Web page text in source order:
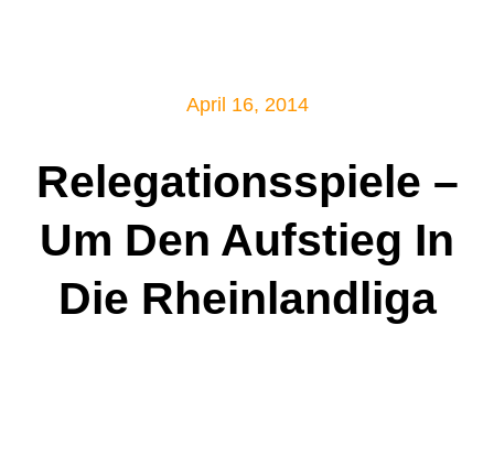
April 16, 2014
Relegationsspiele –
Um Den Aufstieg In
Die Rheinlandliga